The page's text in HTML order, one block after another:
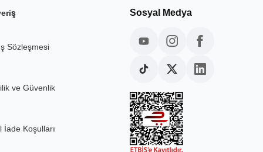
Sözleşmesi
ve Güvenlik
İade Koşulları
Sosyal Medya